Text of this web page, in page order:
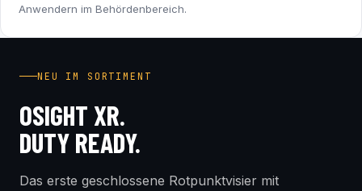
Anwendern im Behördenbereich.
NEU IM SORTIMENT
OSIGHT XR.
DUTY READY.
Das erste geschlossene Rotpunktvisier mit